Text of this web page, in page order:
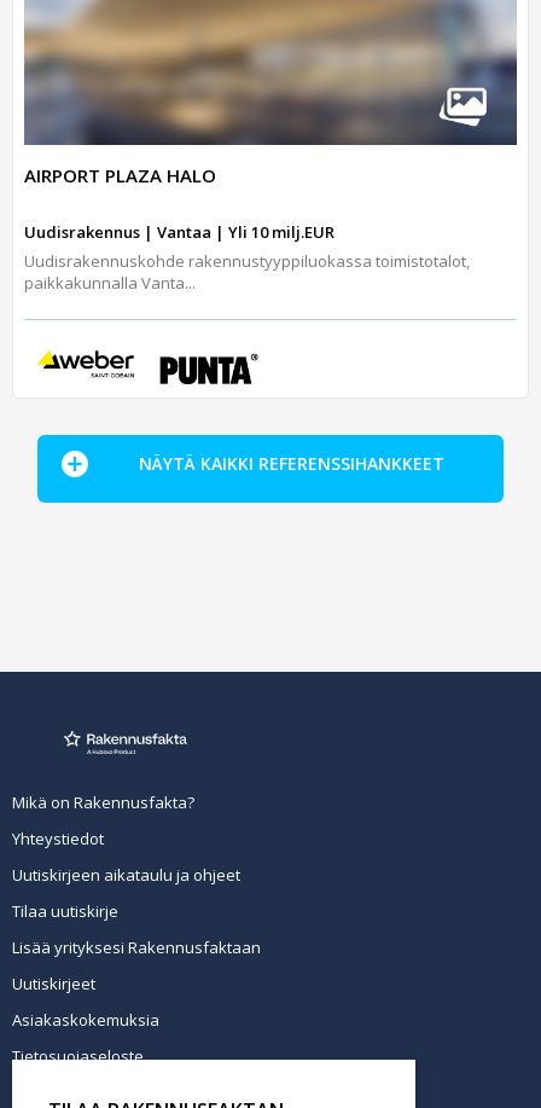
AIRPORT PLAZA HALO
Uudisrakennus | Vantaa | Yli 10 milj.EUR
Uudisrakennuskohde rakennustyyppiluokassa toimistotalot,
paikkakunnalla Vanta...
NÄYTÄ KAIKKI REFERENSSIHANKKEET
Mikä on Rakennusfakta?
Yhteystiedot
Uutiskirjeen aikataulu ja ohjeet
Tilaa uutiskirje
Lisää yrityksesi Rakennusfaktaan
Uutiskirjeet
Asiakaskokemuksia
Tietosuojaseloste